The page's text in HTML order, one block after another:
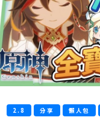
2.8 分享 懶人包